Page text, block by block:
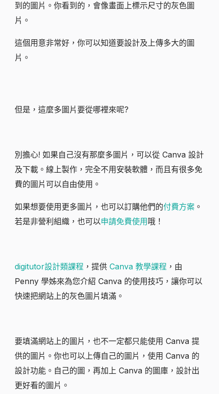
到的圖片。你看到的，會像畫面上標示尺寸的灰色圖
片。
這個用意非常好，你可以知道要設計及上傳多大的圖
片。
但是，這麼多圖片要從哪裡來呢?
別擔心! 如果自己沒有那麼多圖片，可以從 Canva 設計
及下載。線上製作，完全不用安裝軟體，而且有很多免
費的圖片可以自由使用。
如果想要使用更多圖片，也可以訂購他們的付費方案 。
若是非營利組織，也可以申請免費使用 哦！
digitutor設計類課程 ，提供 Canva 教學課程 ，由
Penny 學姊來為您介紹 Canva 的使用技巧，讓你可以
快速把網站上的灰色圖片填滿。
要填滿網站上的圖片，也不一定都只能使用 Canva 提
供的圖片。你也可以上傳自己的圖片，使用 Canva 的
設計功能。自己的圖，再加上 Canva 的圖庫，設計出
更好看的圖片。